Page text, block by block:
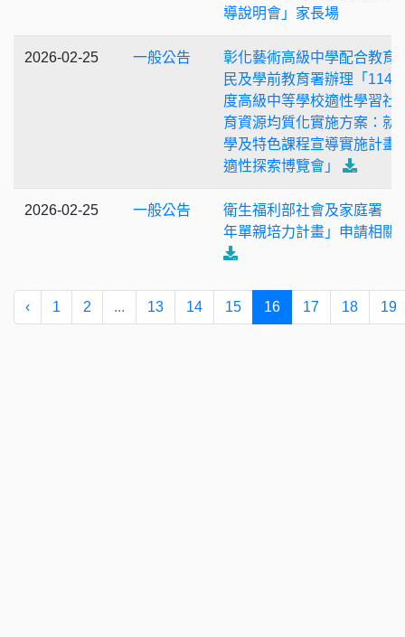
導說明會」家長場
2026-02-25 一般公告
彰化藝術高級中學配合教育
民及學前教育署辦理「114
度高級中等學校適性學習社
育資源均質化實施方案：就
學及特色課程宣導實施計畫
適性探索博覽會」
2026-02-25 一般公告
衛生福利部社會及家庭署「
年單親培力計畫」申請相關
‹ 1 2 ... 13 14 15 16 17 18 19